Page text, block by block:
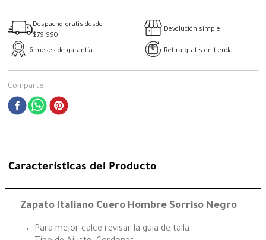
Despacho gratis desde
$79.990
Devolución simple
6 meses de garantía Retira gratis en tienda
Comparte
Características del Producto
Zapato Italiano Cuero Hombre Sorriso Negro
Para mejor calce revisar la guia de talla.